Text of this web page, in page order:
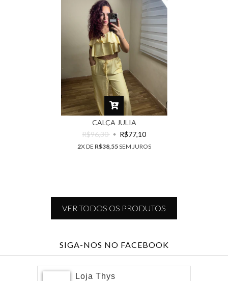
CALÇA JULIA
R$96,30
R$77,10
2X DE R$38,55SEM JUROS
VER TODOS OS PRODUTOS
SIGA-NOS NO FACEBOOK
Loja Thys